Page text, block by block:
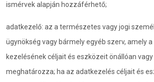
ismérvek alapján hozzáférhető;
adatkezelő: az a természetes vagy jogi
ügynökség vagy bármely egyéb szerv, amely
kezelésének céljait és eszközeit önállóan
meghatározza; ha az adatkezelés céljait és